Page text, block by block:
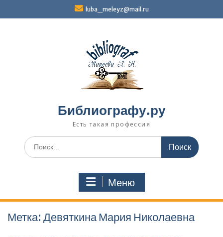
luba_meleyz@mail.ru
Библиографу.ру
Есть такая профессия
Поиск
по:
Меню
Метка: Девяткина Мария Николаевна